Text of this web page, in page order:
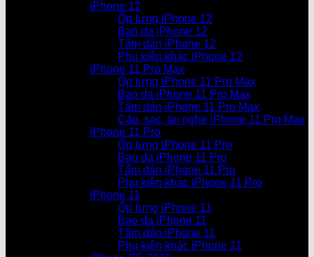
iPhone 12
Ốp lưng iPhone 12
Bao da iPhone 12
Tấm dán iPhone 12
Phụ kiện khác iPhone 12
iPhone 11 Pro Max
Ốp lưng iPhone 11 Pro Max
Bao da iPhone 11 Pro Max
Tấm dán iPhone 11 Pro Max
Cáp, sạc, tai nghe iPhone 11 Pro Max
iPhone 11 Pro
Ốp lưng iPhone 11 Pro
Bao da iPhone 11 Pro
Tấm dán iPhone 11 Pro
Phụ kiện khác iPhone 11 Pro
iPhone 11
Ốp lưng iPhone 11
Bao da iPhone 11
Tấm dán iPhone 11
Phụ kiện khác iPhone 11